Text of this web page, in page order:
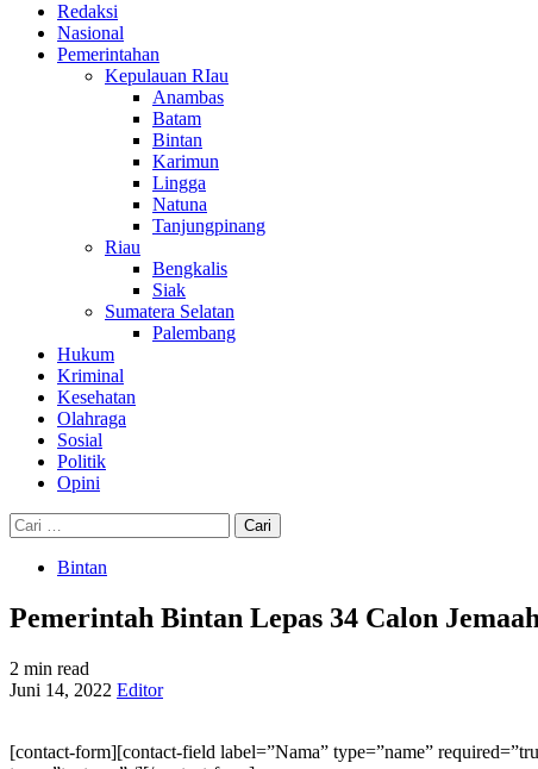
Redaksi
Nasional
Pemerintahan
Kepulauan RIau
Anambas
Batam
Bintan
Karimun
Lingga
Natuna
Tanjungpinang
Riau
Bengkalis
Siak
Sumatera Selatan
Palembang
Hukum
Kriminal
Kesehatan
Olahraga
Sosial
Politik
Opini
Cari
untuk:
Bintan
Pemerintah Bintan Lepas 34 Calon
2 min read
Juni 14, 2022 Editor
[contact-form][contact-field label=”Nama” type=”name”